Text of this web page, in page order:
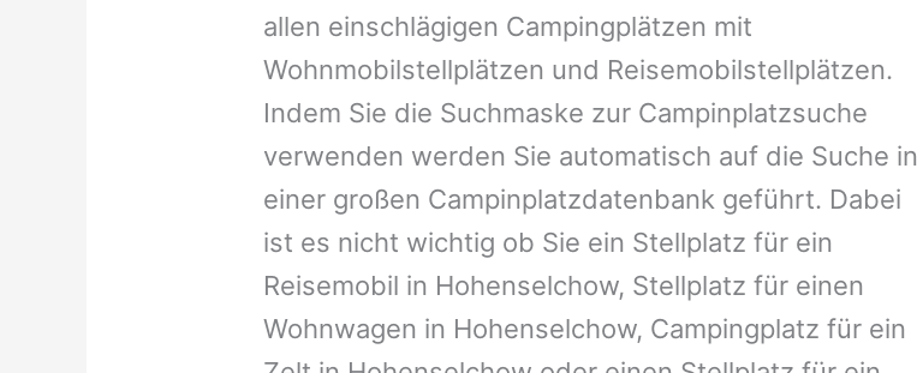
allen einschlägigen Campingplätzen mit
Wohnmobilstellplätzen und Reisemobilstellplätzen.
Indem Sie die Suchmaske zur Campinplatzsuche
verwenden werden Sie automatisch auf die Suche in
einer großen Campinplatzdatenbank geführt. Dabei
ist es nicht wichtig ob Sie ein Stellplatz für ein
Reisemobil in Hohenselchow, Stellplatz für einen
Wohnwagen in Hohenselchow, Campingplatz für ein